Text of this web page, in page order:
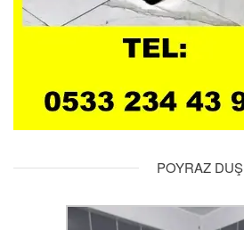
POYRAZ DUŞ